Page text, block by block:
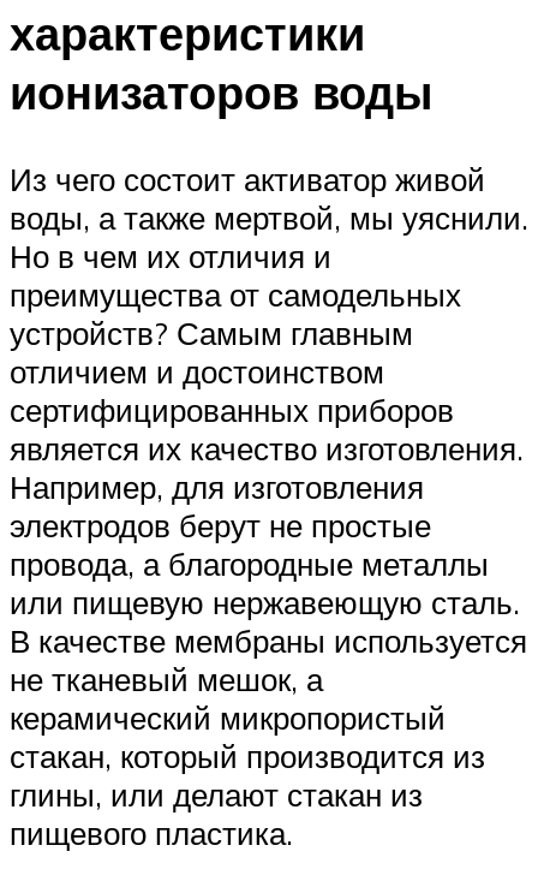
характеристики
ионизаторов воды
Из чего состоит активатор живой
воды, а также мертвой, мы уяснили.
Но в чем их отличия и
преимущества от самодельных
устройств? Самым главным
отличием и достоинством
сертифицированных приборов
является их качество изготовления.
Например, для изготовления
электродов берут не простые
провода, а благородные металлы
или пищевую нержавеющую сталь.
В качестве мембраны используется
не тканевый мешок, а
керамический микропористый
стакан, который производится из
глины, или делают стакан из
пищевого пластика.